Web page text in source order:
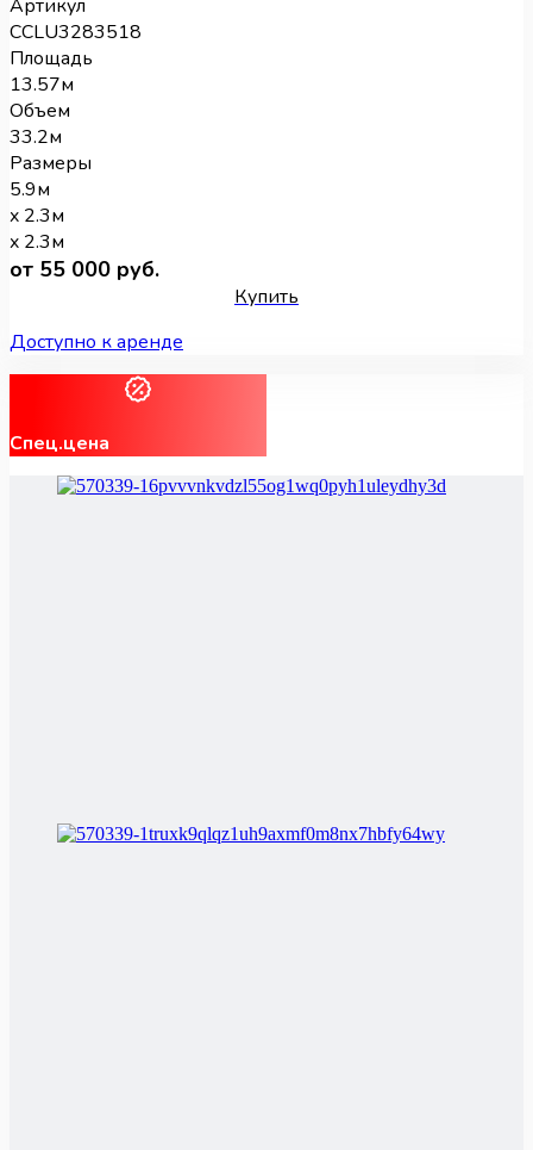
Артикул
CCLU3283518
Площадь
13.57м
Объем
33.2м
Размеры
5.9м
x 2.3м
x 2.3м
от 55 000 руб.
Купить
Доступно к аренде
Спец.цена